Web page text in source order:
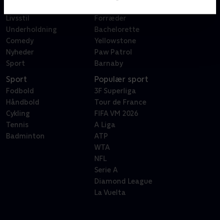
Livsstil
Underholdning
Comedy
Nyheder
Sport
Forræder
Bachelorette
Yellowstone
Paw Patrol
Barnaby
Sport
Fodbold
Håndbold
Cykling
Tennis
Badminton
Populær sport
3F Superliga
Tour de France
FIFA VM 2026
A Liga
ATP
WTA
NFL
Serie A
Diamond League
La Vuelta